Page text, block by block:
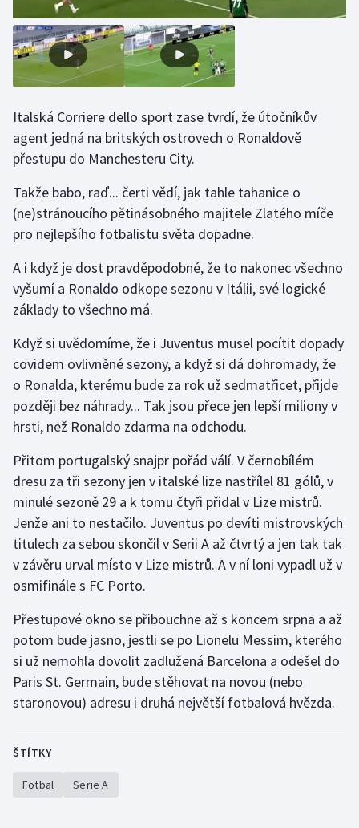
Plavání
Plážový volejbal
Rychlobruslení
Rychlostní kanoistika
Short track
Sportovní střelba
Stolní tenis
Triatlon
Vodní slalom
Volejbal
Ostatní
Italská Corriere dello sport zase tvrdí, že útočníkův
agent jedná na britských ostrovech o Ronaldově
přestupu do Manchesteru City.
Takže babo, raď... čerti vědí, jak tahle tahanice o
(ne)stránoucího pětinásobného majitele Zlatého míče
pro nejlepšího fotbalistu světa dopadne.
A i když je dost pravděpodobné, že to nakonec všechno
vyšumí a Ronaldo odkope sezonu v Itálii, své logické
základy to všechno má.
Když si uvědomíme, že i Juventus musel pocítit dopady
covidem ovlivněné sezony, a když si dá dohromady, že
o Ronalda, kterému bude za rok už sedmatřicet, přijde
později bez náhrady... Tak jsou přece jen lepší miliony v
hrsti, než Ronaldo zdarma na odchodu.
Přitom portugalský snajpr pořád válí. V černobílém
dresu za tři sezony jen v italské lize nastřílel 81 gólů, v
minulé sezoně 29 a k tomu čtyři přidal v Lize mistrů.
Jenže ani to nestačilo. Juventus po devíti mistrovských
titulech za sebou skončil v Serii A až čtvrtý a jen tak tak
v závěru urval místo v Lize mistrů. A v ní loni vypadl už v
osmifinále s FC Porto.
Přestupové okno se přibouchne až s koncem srpna a až
potom bude jasno, jestli se po Lionelu Messim, kterého
si už nemohla dovolit zadlužená Barcelona a odešel do
Paris St. Germain, bude stěhovat na novou (nebo
staronovou) adresu i druhá největší fotbalová hvězda.
ŠTÍTKY
Fotbal Serie A